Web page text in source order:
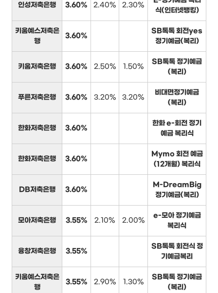
인성저축은행 3.60% 2.40% 2.30%
식(인터넷뱅킹)
키움예스저축은
행
3.60%
SB톡톡 회전yes
정기예금(복리)
키움저축은행 3.60% 2.50% 1.50%
SB톡톡 정기예금
(복리)
푸른저축은행 3.60% 3.20% 3.20%
비대면정기예금
(복리)
한화저축은행 3.60%
한화 e-회전 정기
예금 복리식
한화저축은행 3.60%
Mymo 회전 예금
(12개월) 복리식
DB저축은행 3.60%
M-DreamBig
정기예금(복리)
모아저축은행 3.55% 2.10% 2.00%
e-모아 정기예금
복리식
융창저축은행 3.55%
SB톡톡 회전식 정
기예금복리
키움예스저축은
행
3.55% 2.90% 1.30%
SB톡톡 정기예금
(복리)